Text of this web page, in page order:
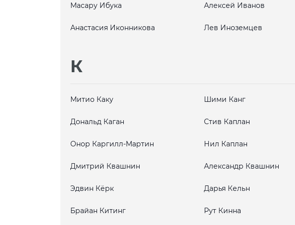
Масару Ибука Алексей Иванов
Анастасия Иконникова Лев Иноземцев
К
Митио Каку Шими Канг
Дональд Каган Стив Каплан
Онор Каргилл-Мартин Нил Каплан
Дмитрий Квашнин Александр Квашнин
Эдвин Кёрк Дарья Кельн
Брайан Китинг Рут Кинна